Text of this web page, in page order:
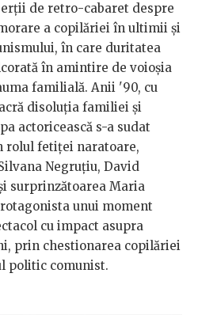
de retro-cabaret despre
a copilăriei în ultimii și
în care duritatea
în amintire de voioșia
familială. Anii '90, cu
disoluția familiei și
actoricească s-a sudat
rolul fetiței naratoare,
Negruțiu, David
surprinzătoarea Maria
unui moment
cu impact asupra
prin chestionarea copilăriei
politic comunist.